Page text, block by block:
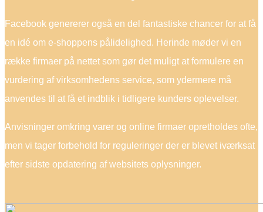
Facebook genererer også en del fantastiske chancer for at få
en idé om e-shoppens pålidelighed. Herinde møder vi en
række firmaer på nettet som gør det muligt at formulere en
vurdering af virksomhedens service, som ydermere må
anvendes til at få et indblik i tidligere kunders oplevelser.
Anvisninger omkring varer og online firmaer opretholdes ofte,
men vi tager forbehold for reguleringer der er blevet iværksat
efter sidste opdatering af websitets oplysninger.